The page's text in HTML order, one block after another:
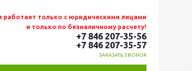
работает только с юридическими лицами
и только по безналичному расчету!
+7 846 207-35-56
+7 846 207-35-57
ЗАКАЗАТЬ ЗВОНОК